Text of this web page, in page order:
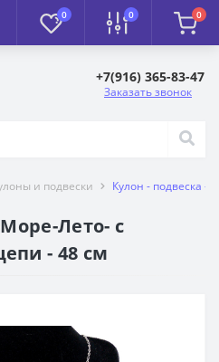
0 0 0
+7(916) 365-83-47
Заказать звонок
и подвески Кулон - подвеска -
Лето- с
- 48 см